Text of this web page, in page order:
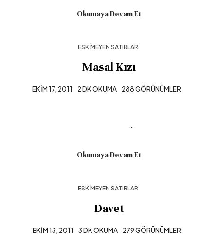
Okumaya Devam Et
ESKIMEYEN SATIRLAR
Masal Kızı
EKIM 17, 2011 2 DK OKUMA 288 GÖRÜNÜMLER
…
Okumaya Devam Et
ESKIMEYEN SATIRLAR
Davet
EKIM 13, 2011 3 DK OKUMA 279 GÖRÜNÜMLER